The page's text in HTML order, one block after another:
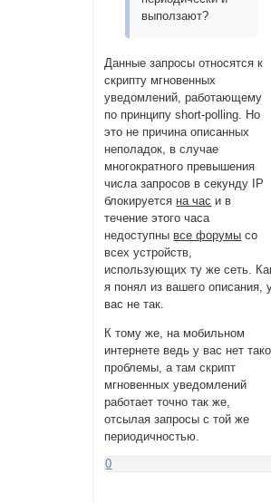
выползают?
Данные запросы относятся к
скрипту мгновенных
уведомлений, работающему
по принципу short-polling. Но
это не причина описанных
неполадок, в случае
многократного превышения
числа запросов в секунду IP
блокируется на час и в
течение этого часа
недоступны все форумы со
всех устройств,
использующих ту же сеть.
я понял из вашего описания,
вас не так.
К тому же, на мобильном
интернете ведь у вас нет
проблемы, а там скрипт
мгновенных уведомлений
работает точно так же,
отсылая запросы с той же
периодичностью.
0